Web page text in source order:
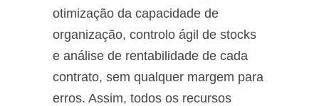
otimização da capacidade de
organização, controlo ágil de stocks
e análise de rentabilidade de cada
contrato, sem qualquer margem para
erros. Assim, todos os recursos